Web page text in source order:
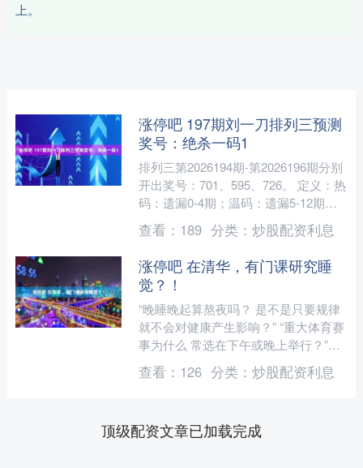
上。
涨停吧 197期刘一刀排列三预测
奖号：绝杀一码1
排列三第2026194期-第2026196期分别
开出奖号：701、595、726。 定义：热
码：遗漏0-4期；温码：遗漏5-12期；
冷码遗漏12期以上。 近期百....
查看： 189 分类： 炒股配资利息
涨停吧 在清华，有门课研究睡
觉？！
“晚睡晚起算熬夜吗？ 是不是只要规律
就不会对健康产生影响？” “重大体育赛
事为什么 常选在下午或晚上举行？”
…… 清华大学生命科学学院副教授王
田 开设的本科通....
查看： 126 分类： 炒股配资利息
顶级配资文章已加载完成